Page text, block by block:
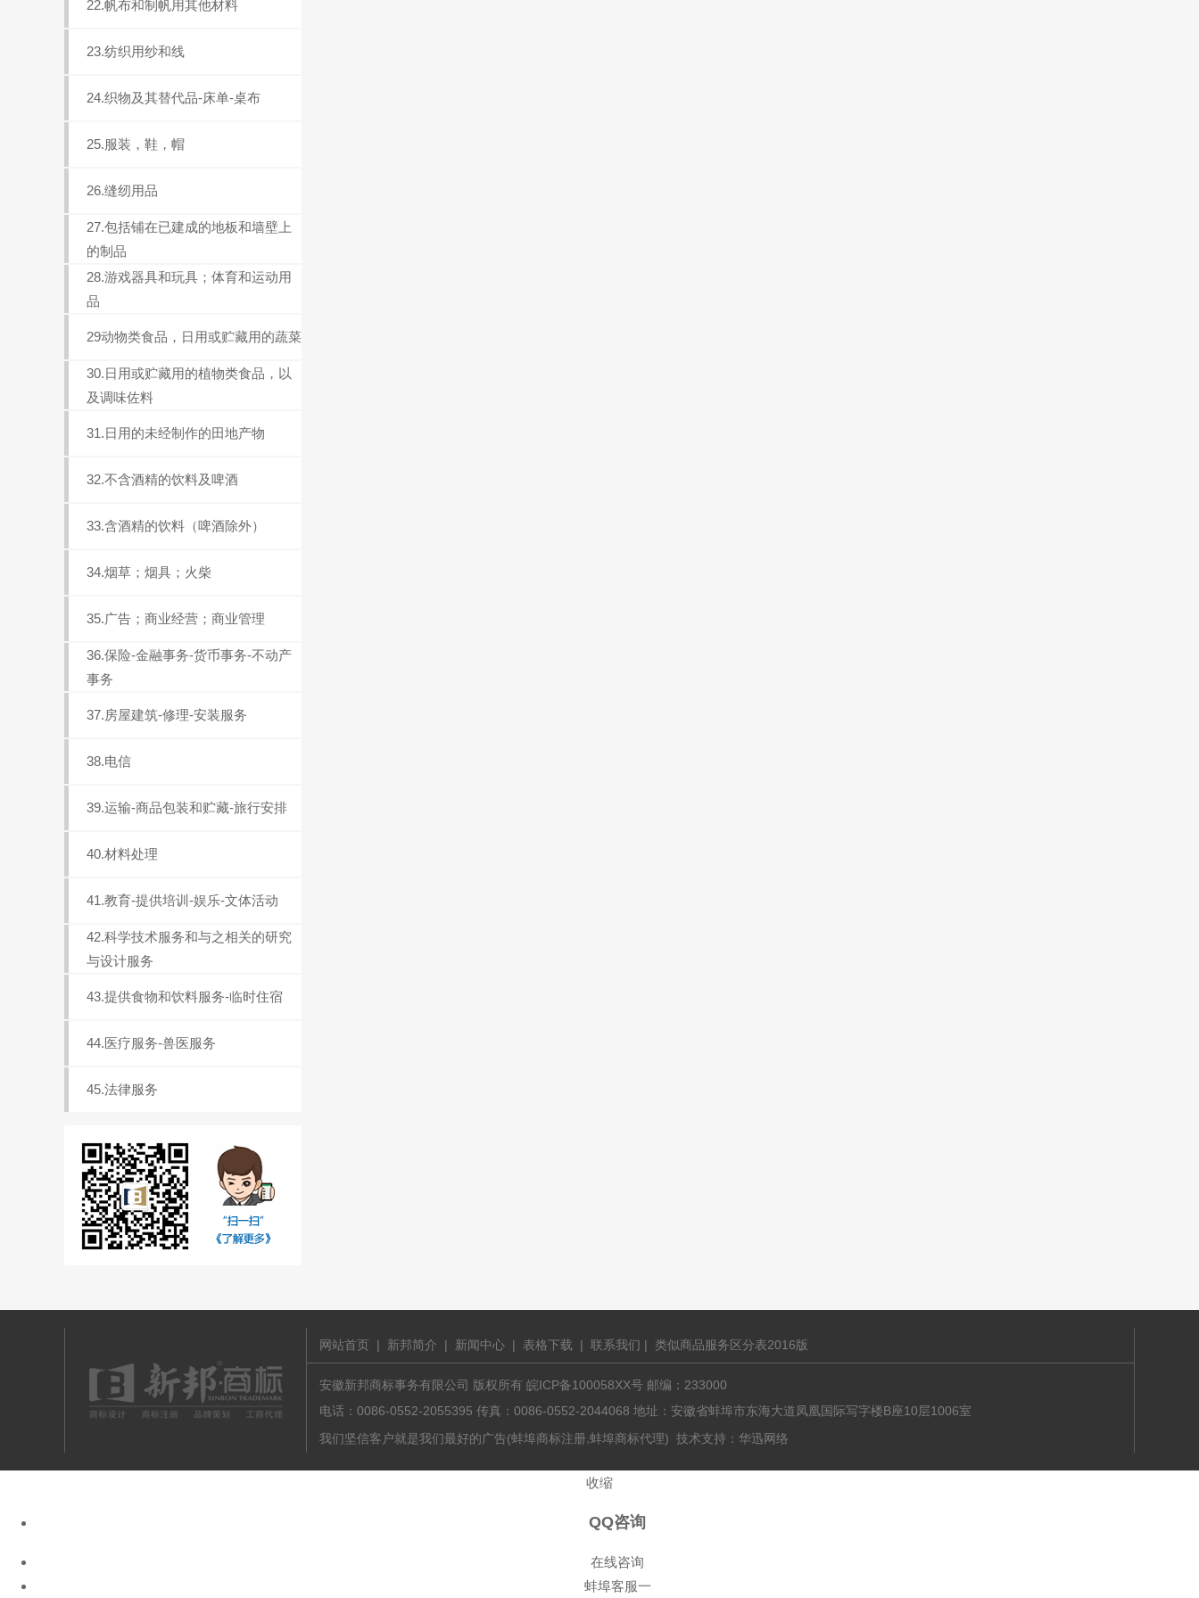
22.帆布和制帆用其他材料
23.纺织用纱和线
24.织物及其替代品-床单-桌布
25.服装，鞋，帽
26.缝纫用品
27.包括铺在已建成的地板和墙壁上
的制品
28.游戏器具和玩具；体育和运动用
品
29动物类食品，日用或贮藏用的蔬菜
30.日用或贮藏用的植物类食品，以
及调味佐料
31.日用的未经制作的田地产物
32.不含酒精的饮料及啤酒
33.含酒精的饮料（啤酒除外）
34.烟草；烟具；火柴
35.广告；商业经营；商业管理
36.保险-金融事务-货币事务-不动产
事务
37.房屋建筑-修理-安装服务
38.电信
39.运输-商品包装和贮藏-旅行安排
40.材料处理
41.教育-提供培训-娱乐-文体活动
42.科学技术服务和与之相关的研究
与设计服务
43.提供食物和饮料服务-临时住宿
44.医疗服务-兽医服务
45.法律服务
网站首页 | 新邦简介 | 新闻中心 | 表格下载 | 联系我们 | 类似商品服务区分表2016版
安徽新邦商标事务有限公司 版权所有 皖ICP备100058XX号 邮编：233000
电话：0086-0552-2055395 传真：0086-0552-2044068 地址：安徽省蚌埠市东海大道凤凰国际写字楼B座10层1006室
我们坚信客户就是我们最好的广告(蚌埠商标注册,蚌埠商标代理) 技术支持： 华迅网络
收缩
QQ咨询
在线咨询
蚌埠客服一